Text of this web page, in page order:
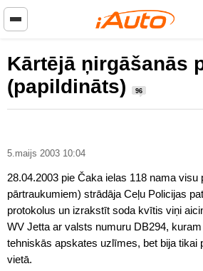
Kārtējā ņirgāšanās
(papildināts)
96
5.maijs 2003 10:04
28.04.2003 pie Čaka ielas 118 nama
pārtraukumiem) strādāja Ceļu Policijas
protokolus un izrakstīt soda kvītis viņi
WV Jetta ar valsts numuru DB294,
tehniskās apskates uzlīmes, bet bija tikai
vietā.